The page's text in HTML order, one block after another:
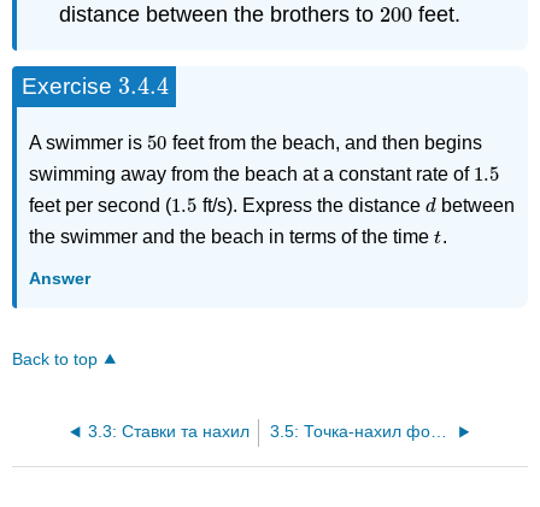
distance between the brothers to 200
200feet.
Exercise 3.4.4
3.4.4
Aswimmer is50
50 feet from the beach, and then begins
swimming away from the beach at a constant rate of 1.5
1.5
feet per second (1.5
1.5 ft/s). Express the distance d
d between
the swimmer and the beach in terms of the timet
t .
Answer
Back to top
3.3: Ставки та нахил